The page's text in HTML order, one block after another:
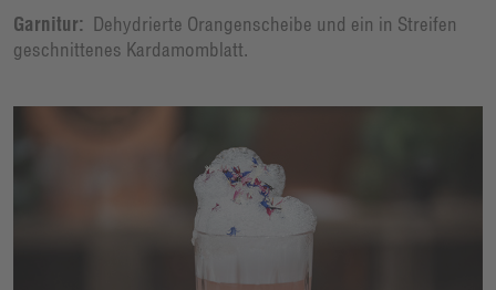
Garnitur: Dehydrierte Orangenscheibe und ein in Streifen
geschnittenes Kardamomblatt.